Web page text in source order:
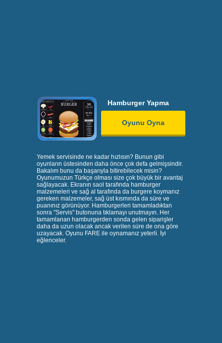
Hamburger Yapma
Oyunu Oyna
Yemek servisinde ne kadar hızlısın? Bunun gibi
oyunların üstesinden daha önce çok defa gelmişsindir.
Bakalım bunu da başarıyla bitirebilecek misin?
Oyunumuzun Türkçe olması size çok büyük bir avantaj
sağlayacak. Ekranın saol tarafında hamburger
malzemeleri ve sağ al tarafında da burgere koymanız
gereken malzemeler, sağ üst kısmında da süre ve
puanınız görünüyor. Hamburgerleri tamamladıktan
sonra "Servis" butonuna tıklamayı unutmayın. Her
tamamlanan hamburgerden sonda gelen siparişler
daha da uzun olacak ancak verilen süre de ona göre
uzayacak. Oyunu FARE ile oynamanız yeterli. İyi
eğlenceler.